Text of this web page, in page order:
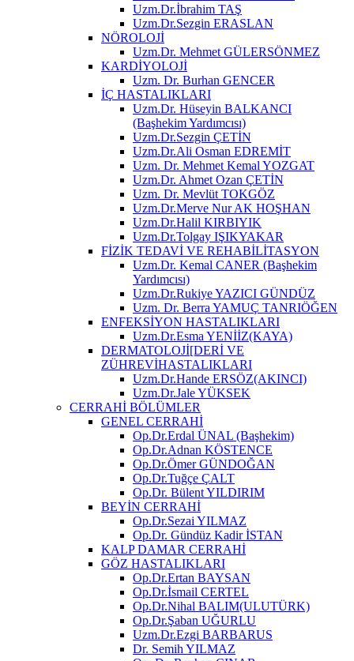
Uzm.Dr.İbrahim TAŞ
Uzm.Dr.Sezgin ERASLAN
NÖROLOJİ
Uzm.Dr. Mehmet GÜLERSÖNMEZ
KARDİYOLOJİ
Uzm. Dr. Burhan GENCER
İÇ HASTALIKLARI
Uzm.Dr. Hüseyin BALKANCI
(Başhekim Yardımcısı)
Uzm.Dr.Sezgin ÇETİN
Uzm.Dr.Ali Osman EDREMİT
Uzm. Dr. Mehmet Kemal YOZGAT
Uzm.Dr. Ahmet Ozan ÇETİN
Uzm. Dr. Mevlüt TOKGÖZ
Uzm.Dr.Merve Nur AK HOŞHAN
Uzm.Dr.Halil KIRBIYIK
Uzm.Dr.Tolgay IŞIKYAKAR
FİZİK TEDAVİ VE REHABİLİTASYON
Uzm.Dr. Kemal CANER (Başhekim
Yardımcısı)
Uzm.Dr.Rukiye YAZICI GÜNDÜZ
Uzm. Dr. Berra YAMUÇ TANRIÖĞEN
ENFEKSİYON HASTALIKLARI
Uzm.Dr.Esma YENİİZ(KAYA)
DERMATOLOJİ[DERİ VE
ZÜHREVİHASTALIKLARI
Uzm.Dr.Hande ERSÖZ(AKINCI)
Uzm.Dr.Jale YÜKSEK
CERRAHİ BÖLÜMLER
GENEL CERRAHİ
Op.Dr.Erdal ÜNAL (Başhekim)
Op.Dr.Adnan KÖSTENCE
Op.Dr.Ömer GÜNDOĞAN
Op.Dr.Tuğçe ÇALT
Op.Dr. Bülent YILDIRIM
BEYİN CERRAHİ
Op.Dr.Sezai YILMAZ
Op.Dr. Gündüz Kadir İSTAN
KALP DAMAR CERRAHİ
GÖZ HASTALIKLARI
Op.Dr.Ertan BAYSAN
Op.Dr.İsmail CERTEL
Op.Dr.Nihal BALIM(ULUTÜRK)
Op.Dr.Şaban UĞURLU
Uzm.Dr.Ezgi BARBARUS
Dr. Semih YILMAZ